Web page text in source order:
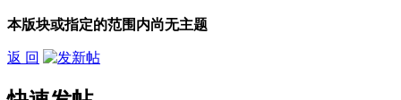
本版块或指定的范围内尚无主题
返 回